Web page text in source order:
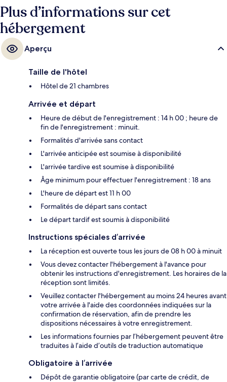
Plus d’informations sur cet
hébergement
Aperçu
Taille de l'hôtel
Hôtel de 21 chambres
Arrivée et départ
Heure de début de l'enregistrement : 14 h 00 ; heure de
fin de l'enregistrement : minuit.
Formalités d'arrivée sans contact
L'arrivée anticipée est soumise à disponibilité
L'arrivée tardive est soumise à disponibilité
Âge minimum pour effectuer l'enregistrement : 18 ans
L'heure de départ est 11 h 00
Formalités de départ sans contact
Le départ tardif est soumis à disponibilité
Instructions spéciales d’arrivée
La réception est ouverte tous les jours de 08 h 00 à minuit
Vous devez contacter l'hébergement à l'avance pour
obtenir les instructions d'enregistrement. Les horaires de la
réception sont limités.
Veuillez contacter l'hébergement au moins 24 heures avant
votre arrivée à l'aide des coordonnées indiquées sur la
confirmation de réservation, afin de prendre les
dispositions nécessaires à votre enregistrement.
Les informations fournies par l’hébergement peuvent être
traduites à l’aide d’outils de traduction automatique
Obligatoire à l’arrivée
Dépôt de garantie obligatoire (par carte de crédit, de